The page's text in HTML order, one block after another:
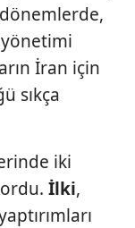
dönemlerde,
İran için
sıkça
iki
İlki,